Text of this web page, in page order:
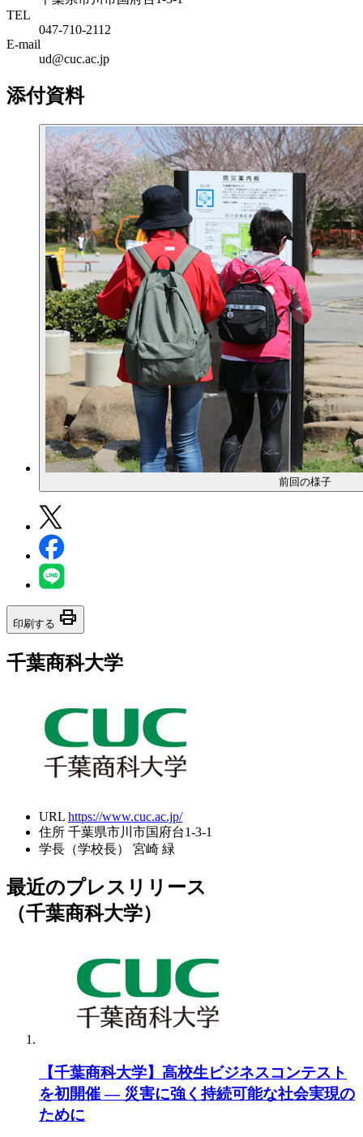
TEL
047-710-2112
E-mail
ud@cuc.ac.jp
添付資料
前回の様子
印刷する print
千葉商科大学
URL https://www.cuc.ac.jp/
住所 千葉県市川市国府台1-3-1
学長（学校長）
宮崎 緑
最近のプレスリリース
（千葉商科大学）
【千葉商科大学】高校生ビジネスコンテスト
を初開催 ― 災害に強く持続可能な社会実現の
ために